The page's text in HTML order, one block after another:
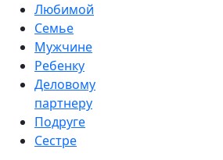
Любимой
Семье
Мужчине
Ребенку
Деловому
партнеру
Подруге
Сестре